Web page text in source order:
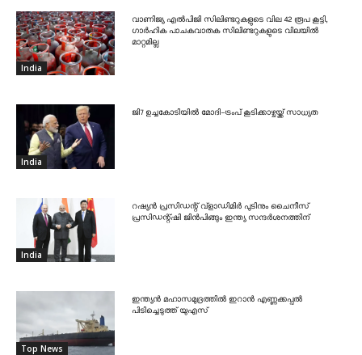
India
വാണിജ്യ എൽപിജി സിലിണ്ടറുകളുടെ വില 42 രൂപ കൂട്ടി,
ഗാർഹിക പാചകവാതക സിലിണ്ടറുകളുടെ വിലയിൽ
മാറ്റമില്ല
India
ജി7 ഉച്ചകോടിയിൽ മോദി-ട്രംപ് കൂടിക്കാഴ്ചയ്ക്ക് സാധ്യത
India
റഷ്യൻ പ്രസിഡന്റ് വ്‌ളാഡിമിർ പുടിനും ചൈനീസ്
പ്രസിഡന്റ്ഷി ജിൻപിങ്ങും ഇന്ത്യ സന്ദർശനത്തിന്
Top News
ഇന്ത്യൻ മഹാസമുദ്രത്തിൽ ഇറാൻ എണ്ണക്കപ്പൽ
പിടിച്ചെടുത്ത് യുഎസ്